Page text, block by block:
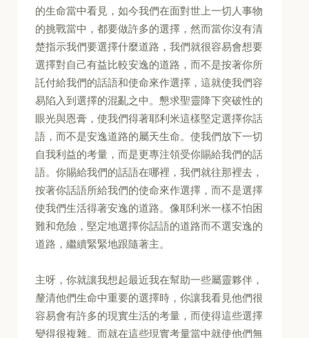
的生命當中看見，如今我們在面對世上一切人事物
的挑戰當中，都要做許多的選擇，然而當你沒有清
楚指示我們要選擇什麼道路，我們就很容易會想要
選擇對自己有益比較安逸的道路，而不是按著你所
託付給我們的話語和使命來作選擇，這就使我們容
易陷入到選擇的混亂之中。懇求聖靈降下突破性的
眼光與恩膏，使我們得著耶利米這樣堅定選擇你話
語，而不是安逸道路的屬天生命。使我們放下一切
自我利益的考量，而是更專注領受你賜給我們的話
語。你賜給我們的話語在哪裡，我們就往那裡去，
按著你話語所給我們的使命來作選擇，而不是選擇
使我們生活得著安逸的道路。像耶利米一樣不怕困
難和危險，堅定地選擇你話語的道路而不選安逸的
道路，繼續緊緊地跟隨著主。
主呀，你就讓我想起最近我在幫助一些屬靈夥伴，
釐清他們生命中重要的選擇時，你讓我看見他們很
容易會有許多的現實生活的考量，而使得這些選擇
變得很複雜。而就在這些現實考量當中就使他們無